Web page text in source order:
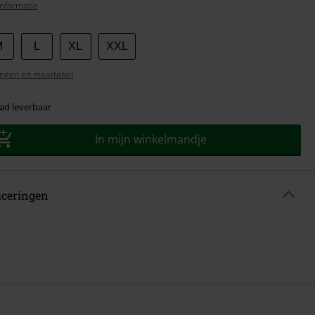
XL XXL
en maattabel
leverbaar
In mijn winkelmandje